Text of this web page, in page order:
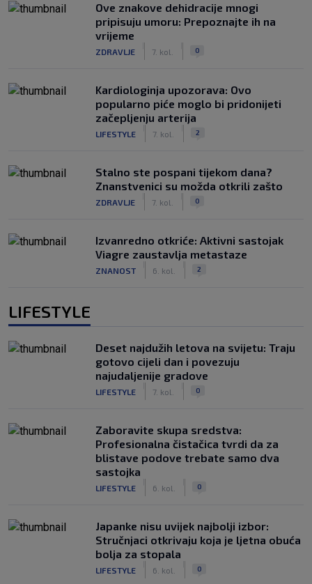
Ove znakove dehidracije mnogi
pripisuju umoru: Prepoznajte ih na
vrijeme
ZDRAVLJE 7. kol. 0
Kardiologinja upozorava: Ovo
popularno piće moglo bi pridonijeti
začepljenju arterija
LIFESTYLE 7. kol. 2
Stalno ste pospani tijekom dana?
Znanstvenici su možda otkrili zašto
ZDRAVLJE 7. kol. 0
Izvanredno otkriće: Aktivni sastojak
Viagre zaustavlja metastaze
ZNANOST 6. kol. 2
LIFESTYLE
Deset najdužih letova na svijetu: Traju
gotovo cijeli dan i povezuju
najudaljenije gradove
LIFESTYLE 7. kol. 0
Zaboravite skupa sredstva:
Profesionalna čistačica tvrdi da za
blistave podove trebate samo dva
sastojka
LIFESTYLE 6. kol. 0
Japanke nisu uvijek najbolji izbor:
Stručnjaci otkrivaju koja je ljetna obuća
bolja za stopala
LIFESTYLE 6. kol. 0